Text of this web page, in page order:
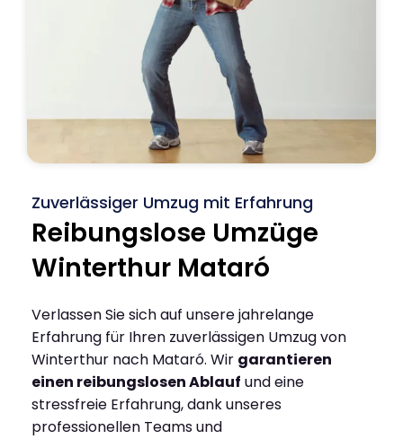
Zuverlässiger Umzug mit Erfahrung
Reibungslose Umzüge
Winterthur Mataró
Verlassen Sie sich auf unsere jahrelange
Erfahrung für Ihren zuverlässigen Umzug von
Winterthur nach Mataró. Wir garantieren
einen reibungslosen Ablauf und eine
stressfreie Erfahrung, dank unseres
professionellen Teams und